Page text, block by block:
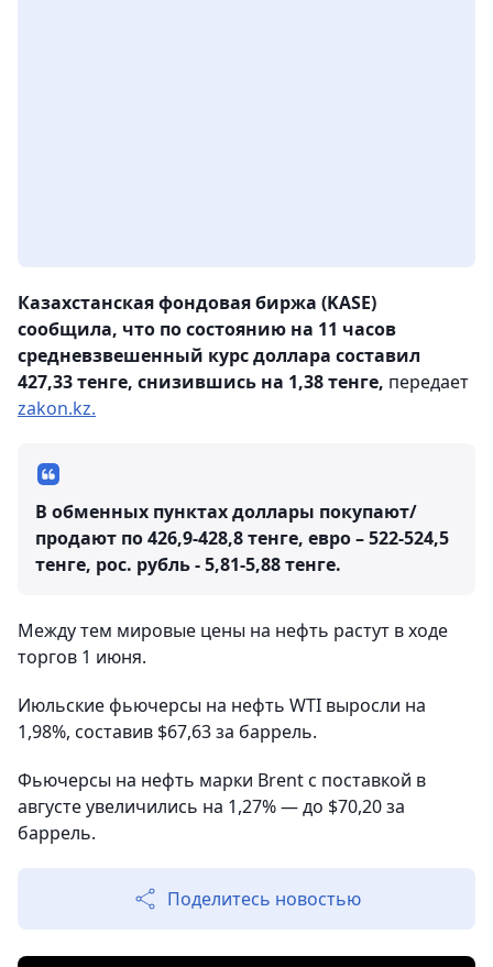
Казахстанская фондовая биржа (KASE)
сообщила, что по состоянию на 11 часов
средневзвешенный курс доллара составил
427,33 тенге, снизившись на 1,38 тенге, передает
zakon.kz.
В обменных пунктах доллары покупают/
продают по 426,9-428,8 тенге, евро – 522-524,5
тенге, рос. рубль - 5,81-5,88 тенге.
Между тем мировые цены на нефть растут в ходе
торгов 1 июня.
Июльские фьючерсы на нефть WTI выросли на
1,98%, составив $67,63 за баррель.
Фьючерсы на нефть марки Brent с поставкой в
августе увеличились на 1,27% — до $70,20 за
баррель.
Поделитесь новостью